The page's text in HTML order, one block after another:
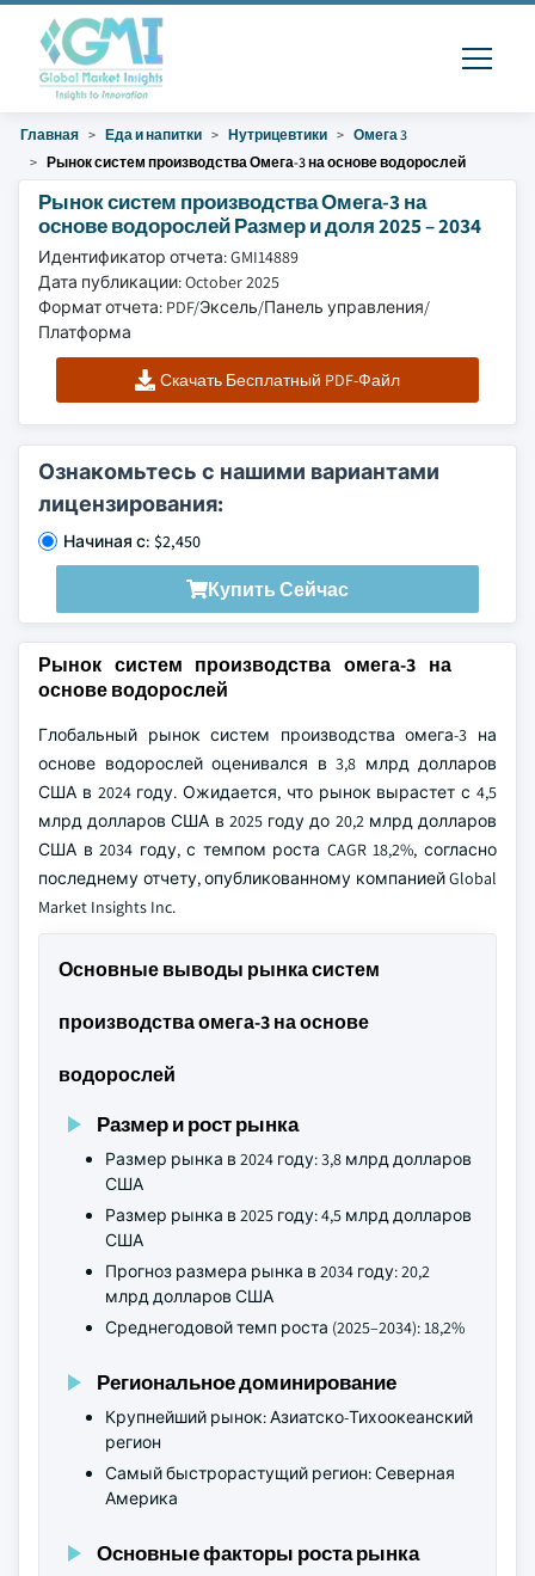
Главная Еда и напитки Нутрицевтики
Омега 3
Рынок систем производства Омега-3 на основе водорослей
Рынок систем производства Омега-3 на
основе водорослей Размер и доля 2025 – 2034
Идентификатор отчета: GMI14889
Дата публикации: October 2025
Формат отчета: PDF/Эксель/Панель управления/
Платформа
Скачать Бесплатный PDF-Файл
Ознакомьтесь с нашими вариантами
лицензирования:
Начиная с: $2,450
Купить Сейчас
Рынок систем производства омега-3 на
основе водорослей
Глобальный рынок систем производства омега-3 на
основе водорослей оценивался в 3,8 млрд долларов
США в 2024 году. Ожидается, что рынок вырастет с 4,5
млрд долларов США в 2025 году до 20,2 млрд долларов
США в 2034 году, с темпом роста CAGR 18,2%, согласно
последнему отчету, опубликованному компанией Global
Market Insights Inc.
Основные выводы рынка систем
производства омега-3 на основе
водорослей
Размер и рост рынка
Размер рынка в 2024 году: 3,8 млрд долларов
США
Размер рынка в 2025 году: 4,5 млрд долларов
США
Прогноз размера рынка в 2034 году: 20,2
млрд долларов США
Среднегодовой темп роста (2025–2034): 18,2%
Региональное доминирование
Крупнейший рынок: Азиатско-Тихоокеанский
регион
Самый быстрорастущий регион: Северная
Америка
Основные факторы роста рынка